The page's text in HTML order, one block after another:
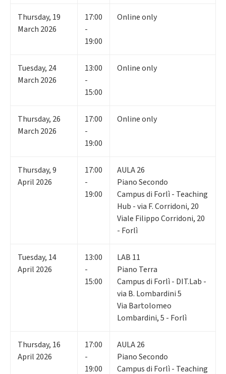
Thursday, 19
March 2026
17:00
-
19:00
Online only
Tuesday, 24
March 2026
13:00
-
15:00
Online only
Thursday, 26
March 2026
17:00
-
19:00
Online only
Thursday,9
April 2026
17:00
-
19:00
AULA 26
Piano Secondo
Campus di Forlì - Teaching
Hub - via F. Corridoni, 20
Viale Filippo Corridoni, 20
- Forlì
Tuesday, 14
April 2026
13:00
-
15:00
LAB 11
Piano Terra
Campus di Forlì - DIT.Lab -
via B. Lombardini 5
Via Bartolomeo
Lombardini, 5 - Forlì
Thursday, 16
April 2026
17:00
-
19:00
AULA 26
Piano Secondo
Campus di Forlì - Teaching